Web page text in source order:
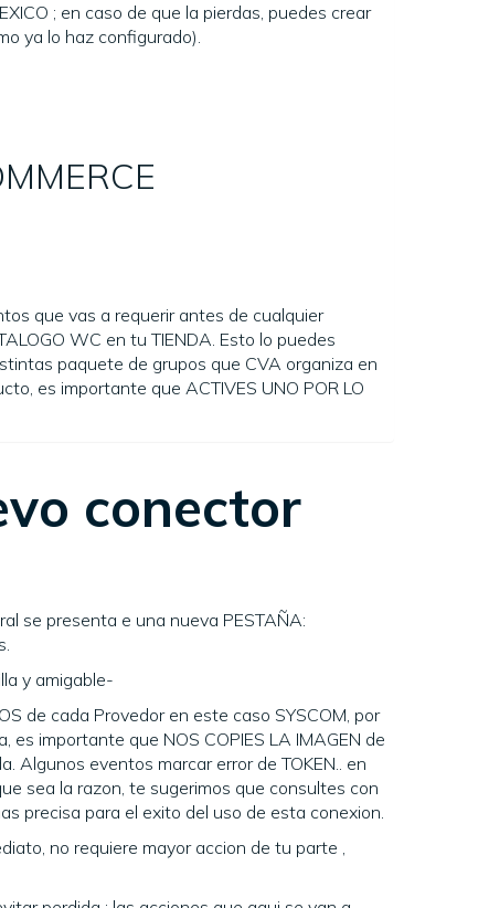
; en caso de que la pierdas, puedes crear
ya lo haz configurado).
que vas a requerir antes de cualquier
WC en tu TIENDA. Esto lo puedes
paquete de grupos que CVA organiza en
es importante que ACTIVES UNO POR LO
conector
se presenta e una nueva PESTAÑA:
y amigable-
de cada Provedor en este caso SYSCOM, por
importante que NOS COPIES LA IMAGEN de
Algunos eventos marcar error de TOKEN.. en
sea la razon, te sugerimos que consultes con
precisa para el exito del uso de esta conexion.
no requiere mayor accion de tu parte ,